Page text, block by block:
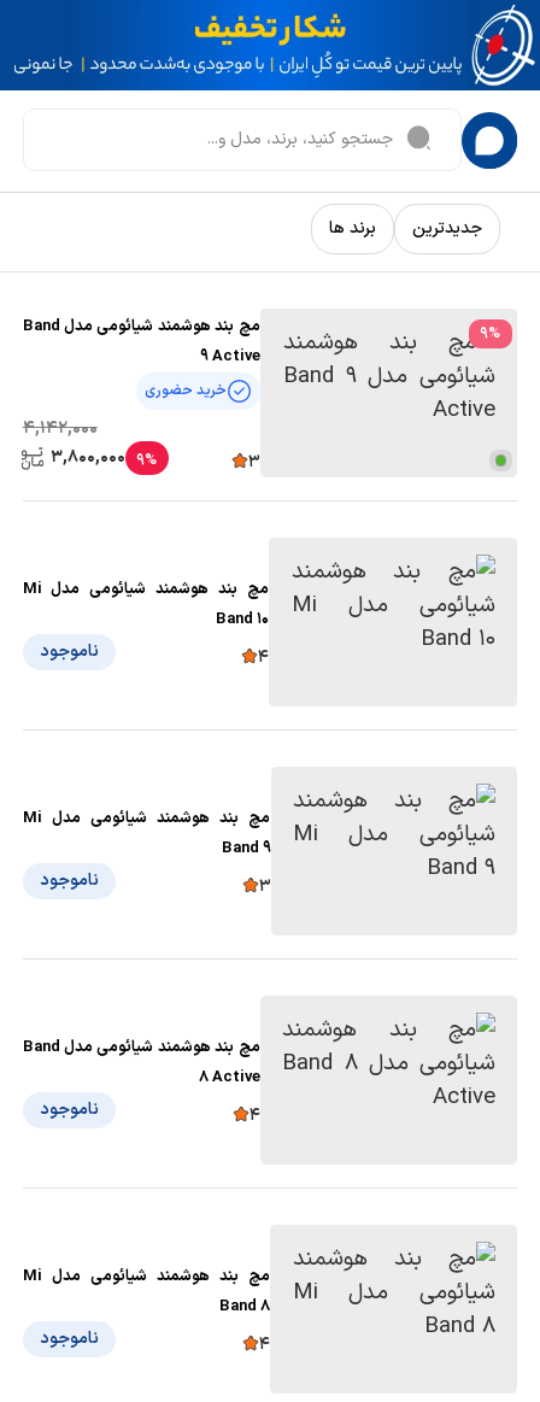
جدیدترین برند ها
%
9
مچ بند هوشمند شیائومی مدل Band
9 Active
خرید حضوری
3
4,142,000
9%
3,800,000
مچ بند هوشمند شیائومی مدل Mi
Band 10
4 ناموجود
مچ بند هوشمند شیائومی مدل Mi
Band 9
3 ناموجود
مچ بند هوشمند شیائومی مدل Band
8 Active
4 ناموجود
مچ بند هوشمند شیائومی مدل Mi
Band 8
4 ناموجود